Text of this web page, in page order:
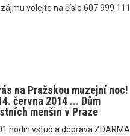
volejte na číslo 607 999 111
na Pražskou muzejní noc!
června 2014 ... Dům
menšin v Praze
hodin vstup a doprava ZDARMA